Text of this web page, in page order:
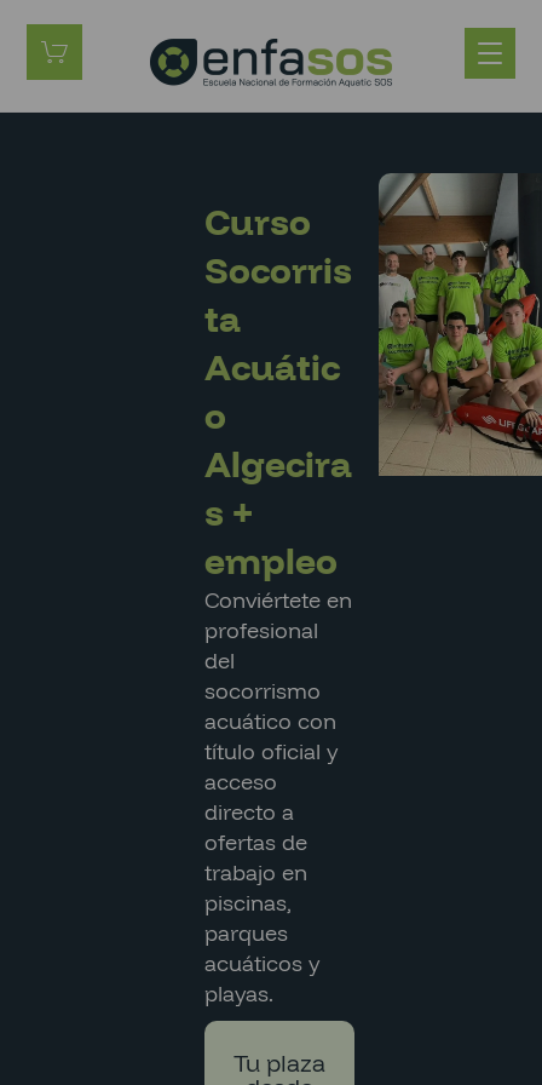
Curso
Socorris
ta
Acuátic
o
Algecira
s +
empleo
Conviértete en
profesional
del
socorrismo
acuático con
título oficial y
acceso
directo a
ofertas de
trabajo en
piscinas,
parques
acuáticos y
playas.
Tu plaza